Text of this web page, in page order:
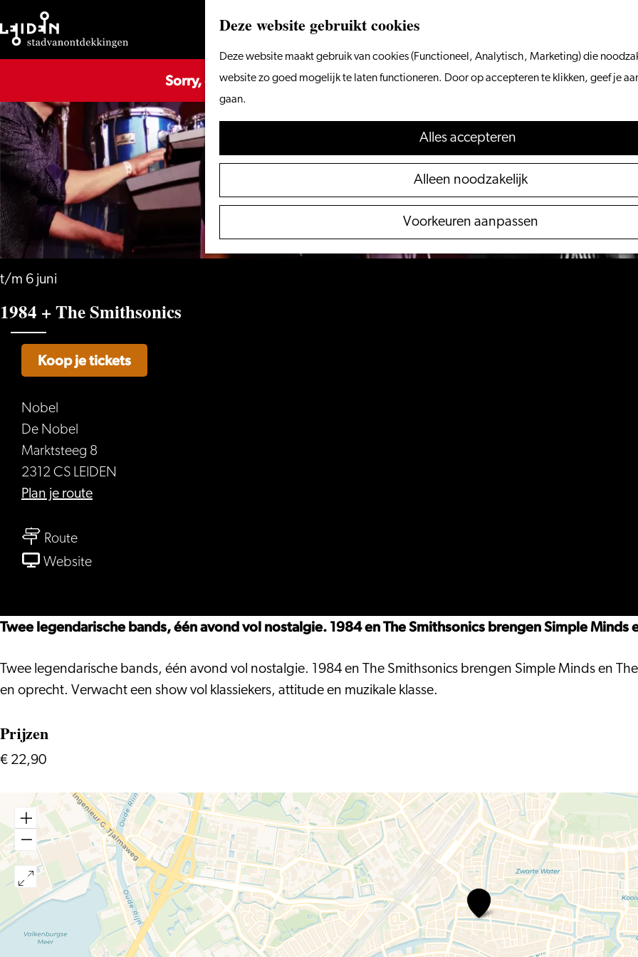
Deze website gebruikt cookies
Deze website maakt gebruik van cookies (Functioneel, Analytisch, Marketing) die
website zo goed mogelijk te laten functioneren. Door op accepteren te klikken, geef je
gaan.
Alles accepteren
Alleen noodzakelijk
Voorkeuren aanpassen
Ga
de
homepage
Sorry, deze activiteit is niet meer beschikbaar. Bekijk hetactuele aanbod
t/m 6 juni
1984 + The Smithsonics
Nobel
De Nobel
Marktsteeg 8
2312 CS LEIDEN
Plan je routenaar
Routenaar
1984
Smithsonics
Websitevan
The
Koop je tickets
Twee legendarische bands, één avond vol nostalgie. 1984 en The Smithsonics brengen Simple Minds
Twee legendarische bands, één avond vol nostalgie. 1984 en The Smithsonics brengen Simple Minds en
en oprecht. Verwacht een show vol klassiekers, attitude en muzikale klasse.
Prijzen
€ 22,90
1984
The
Smithsonics